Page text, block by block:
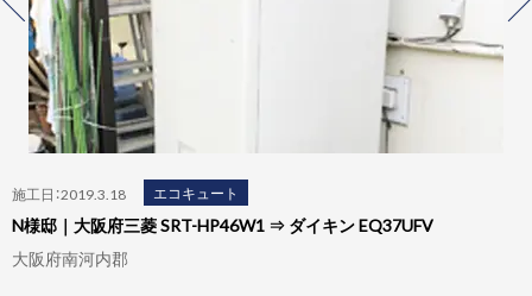
施工日：2019.3.10 エコキュート
K様邸｜大阪府Panasonic HE-K37AQ ⇒ ダイキン EQ46UFV
大阪府泉佐野市